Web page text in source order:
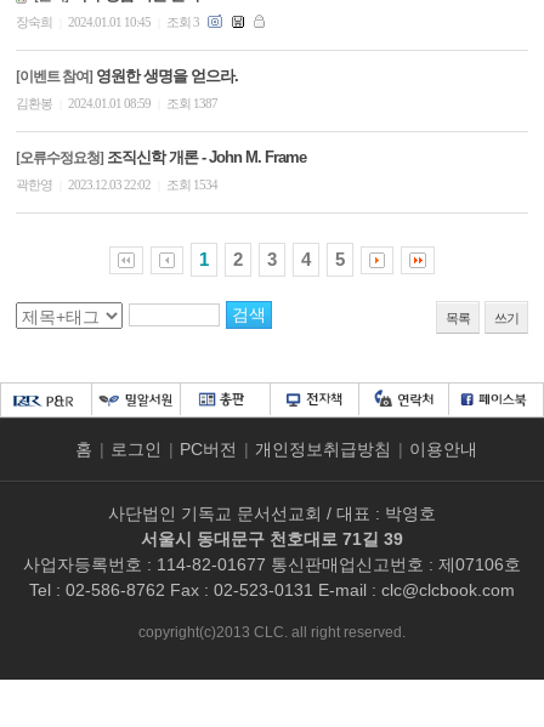
장숙희 2024.01.01 10:45 조회 3
[이벤트 참여] 영원한 생명을 얻으라.
김환봉 2024.01.01 08:59 조회 1387
[오류수정요청] 조직신학 개론 - John M. Frame
곽한영 2023.12.03 22:02 조회 1534
1 2 3 4 5
목록 쓰기
홈 | 로그인 | PC버전 | 개인정보취급방침 | 이용안내
사단법인 기독교 문서선교회 / 대표 : 박영호
서울시 동대문구 천호대로 71길 39
사업자등록번호 : 114-82-01677 통신판매업신고번호 : 제07106호
Tel : 02-586-8762 Fax : 02-523-0131 E-mail : clc@clcbook.com
copyright(c)2013 CLC. all right reserved.